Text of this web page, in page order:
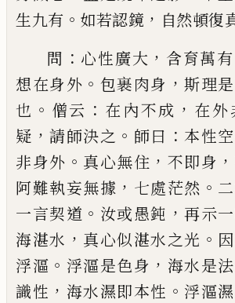
生九有 。 如若認鏡 ， 自然頓復
問 ： 心性廣大 ， 含育萬有
想在身外 。 包裹肉身 ，斯理
也 。 僧云 ： 在內不成 ， 在外
疑 ，請師決之 。 師曰 ：本性
非身外 。 真心無住 ， 不即身 ，
阿難執妄無據 ， 七處茫然 。
一言契道 。 汝或愚鈍 ，再示
海湛水 ， 真心似湛水之光 。
浮漚 。 浮漚是色身 ， 海水是
識性 ， 海水濕即本性 。 浮漚濕